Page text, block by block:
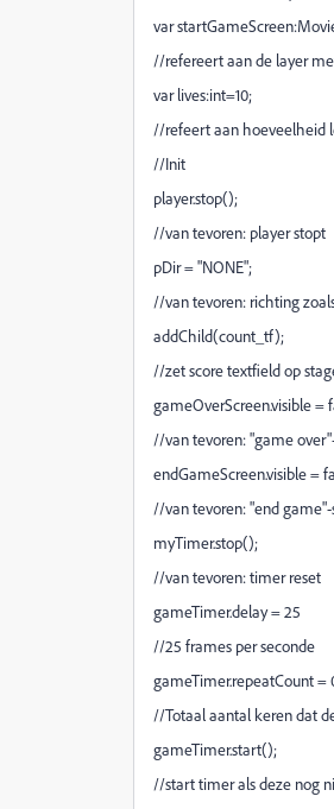
var
//refereert aan de layer
var lives:int=10;
//refeert aan hoeveelheid
//Init
player.stop();
//van tevoren: player stopt
pDir = "NONE";
//van tevoren: richting
addChild(count_tf);
//zet score textfield op
gameOverScreen.visible =
//van tevoren: "game
endGameScreen.visible =
//van tevoren: "end
myTimer.stop();
//van tevoren: timer reset
gameTimer.delay = 25
//25 frames per seconde
gameTimer.repeatCount =
//Totaal aantal keren dat
gameTimer.start();
//start timer als deze nog